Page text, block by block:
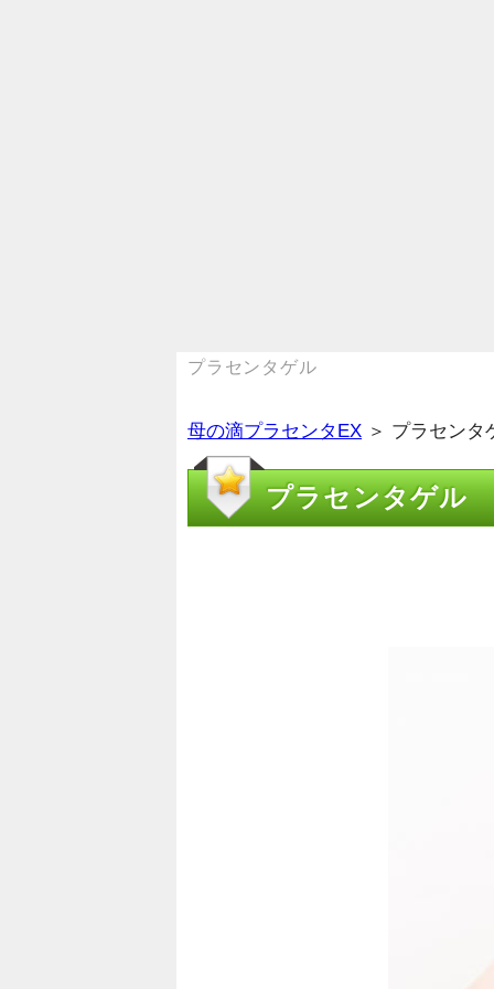
プラセンタゲル
母の滴プラセンタEX ＞ プラセンタ
プラセンタゲル